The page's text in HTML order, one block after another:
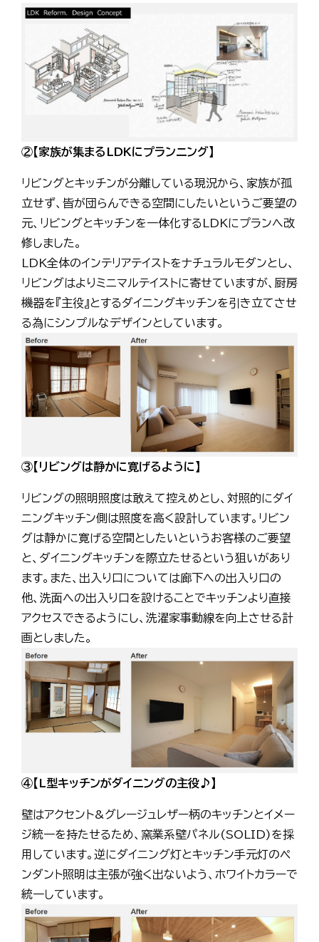
②【家族が集まるLDKにプランニング】
リビングとキッチンが分離している現況から、家族が孤
立せず、皆が団らんできる空間にしたいというご要望の
元、リビングとキッチンを一体化するLDKにプランへ改
修しました。
LDK全体のインテリアテイストをナチュラルモダンとし、
リビングはよりミニマルテイストに寄せていますが、厨房
機器を『主役』とするダイニングキッチンを引き立てさせ
る為にシンプルなデザインとしています。
③【リビングは静かに寛げるように】
リビングの照明照度は敢えて控えめとし、対照的にダイ
ニングキッチン側は照度を高く設計しています。リビン
グは静かに寛げる空間としたいというお客様のご要望
と、ダイニングキッチンを際立たせるという狙いがあり
ます。また、出入り口については廊下への出入り口の
他、洗面への出入り口を設けることでキッチンより直接
アクセスできるようにし、洗濯家事動線を向上させる計
画としました。
④【L型キッチンがダイニングの主役♪】
壁はアクセント&グレージュレザー柄のキッチンとイメー
ジ統一を持たせるため、窯業系壁パネル(SOLID)を採
用しています。逆にダイニング灯とキッチン手元灯のペ
ンダント照明は主張が強く出ないよう、ホワイトカラーで
統一しています。